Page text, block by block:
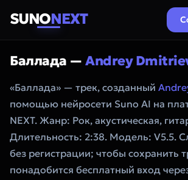
SUNONEXT
Баллада — Andrey
«Баллада» — трек, созданный
помощью нейросети Suno AI на
NEXT. Жанр: Рок, акустическая,
Длительность: 2:38. Модель: V5.5.
без регистрации; чтобы сохранить
понадобится бесплатный вход